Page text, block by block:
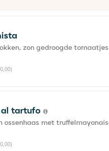
zon gedroogde
tartufo
ossenhaas met